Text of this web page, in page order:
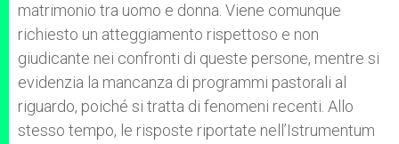
matrimonio tra uomo e donna. Viene comunque
richiesto un atteggiamento rispettoso e non
giudicante nei confronti di queste persone, mentre si
evidenzia la mancanza di programmi pastorali al
riguardo, poiché si tratta di fenomeni recenti. Allo
stesso tempo, le risposte riportate nell’Istrumentum